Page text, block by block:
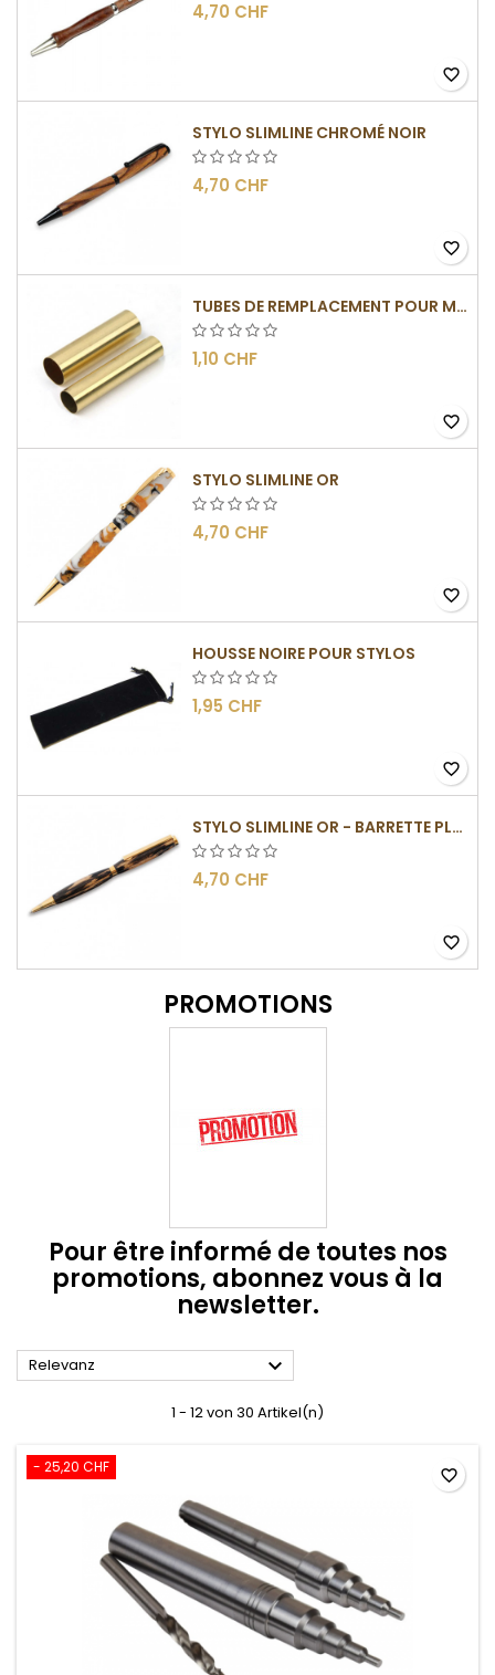
4,70 CHF
favorite_border
STYLO SLIMLINE CHROMÉ NOIR
4,70 CHF
favorite_border
TUBES DE REMPLACEMENT POUR MÉCANISMES SLIMLINE
1,10 CHF
favorite_border
STYLO SLIMLINE OR
4,70 CHF
favorite_border
HOUSSE NOIRE POUR STYLOS
1,95 CHF
favorite_border
STYLO SLIMLINE OR - BARRETTE PLATE
4,70 CHF
favorite_border
PROMOTIONS
Pour être informé de toutes nos
promotions, abonnez vous à la
newsletter.
Relevanz 
1 - 12 von 30 Artikel(n)
- 25,20 CHF favorite_border